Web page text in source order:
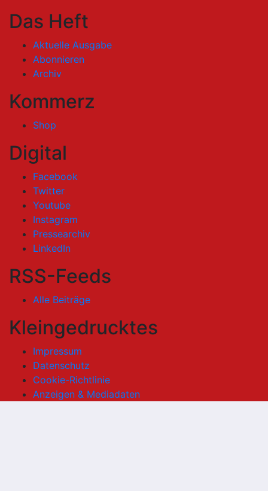
Das Heft
Aktuelle Ausgabe
Abonnieren
Archiv
Kommerz
Shop
Digital
Facebook
Twitter
Youtube
Instagram
Pressearchiv
LinkedIn
RSS-Feeds
Alle Beiträge
Kleingedrucktes
Impressum
Datenschutz
Cookie-Richtlinie
Anzeigen & Mediadaten